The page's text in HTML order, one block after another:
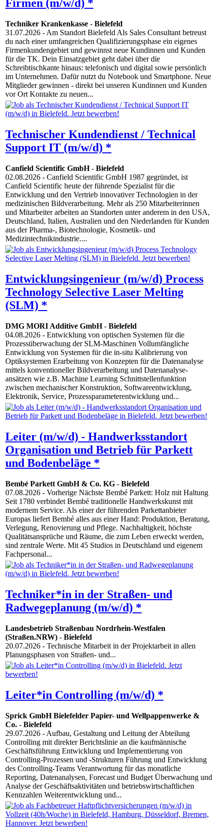
Firmen (m/w/d) *
Techniker Krankenkasse - Bielefeld
31.07.2026 - Am Standort Bielefeld Als Sales Consultant betreust
du nach einer umfangreichen Qualifizierungsphase ein eigenes
Firmenkundengebiet und gewinnst neue Kundinnen und Kunden
für die TK. Dein Einsatzgebiet geht dabei über die
Schreibtischkante hinaus: telefonisch und digital sowie persönlich
im Unternehmen. Dafür nutzt du Notebook und Smartphone. Neue
Mitglieder gewinnen - direkt bei unseren Kundinnen und Kunden
vor Ort Kontakte zu neuen...
Technischer Kundendienst / Technical
Support IT (m/w/d) *
Canfield Scientific GmbH- Bielefeld
02.08.2026 - Canfield Scientific GmbH 1987 gegründet, ist
Canfield Scientific heute der führende Spezialist für die
Entwicklung und den Vertrieb innovativer Technologien in der
medizinischen Bildverarbeitung. Mehr als 250 Mitarbeiterinnen
und Mitarbeiter arbeiten an Standorten unter anderem in den USA,
Deutschland, Italien, Australien und den Niederlanden für Kunden
aus der Pharma-, Biotechnologie, Kosmetik- und
Medizintechnikindustrie....
Entwicklungsingenieur (m/w/d) Process
Technology Selective Laser Melting
(SLM) *
DMG MORI Additive GmbH- Bielefeld
04.08.2026 - Entwicklung von optischen Systemen für die
Prozessüberwachung der SLM-Maschinen Vollumfängliche
Entwicklung von Systemen für die in-situ Kalibrierung von
Optiksystemen Erarbeitung von Konzepten für die Datenanalyse
mittels konventioneller Bildverarbeitung und Datenanalyse-
ansätzen wie z.B. Machine Learning Schnittstellenfunktion
zwischen mechanischer Konstruktion, Softwareentwicklung,
Elektronik, Service, Prozessparameterentwicklung und...
Leiter (m/w/d) - Handwerksstandort
Organisation und Betrieb für Parkett
und Bodenbeläge *
Bembé Parkett GmbH & Co. KG - Bielefeld
07.08.2026 - Vorherige Nächste Bembé Parkett: Holz mit Haltung
Seit 1780 verbindet Bembé traditionelle Handwerkskunst mit
modernem Service. Als einer der führenden Parkettanbieter
Europas liefert Bembé alles aus einer Hand: Produktion, Beratung,
Verlegung, Renovierung und Pflege. Nachhaltigkeit, höchste
Qualitätsansprüche und Räume, die zum Leben erweckt werden,
sind zentrale Werte. Mit 45 Studios in Deutschland und eigenem
Fachpersonal...
Techniker*in in der Straßen- und
Radwegeplanung (m/w/d) *
Landesbetrieb Straßenbau Nordrhein-Westfalen
(Straßen.NRW) - Bielefeld
20.07.2026 - Technische Mitarbeit in der Projektarbeit in allen
Planungsphasen von Straßen- und...
Leiter*in Controlling (m/w/d) *
Sprick GmbH Bielefelder Papier- und Wellpappenwerke &
Co. - Bielefeld
29.07.2026 - Aufbau, Gestaltung und Leitung der Abteilung
Controlling mit direkter Berichtslinie an die kaufmännische
Geschäftsführung Entwicklung und Implementierung von
Controlling-Prozessen und -Strukturen Führung und Entwicklung
des Controlling-Teams Verantwortung für das monatliche
Reporting, Datenanalysen, Forecast und Budget Überwachung und
Analyse der Geschäftsaktivitäten und betriebswirtschaftlichen
Kennzahlen Weiterentwicklung und...